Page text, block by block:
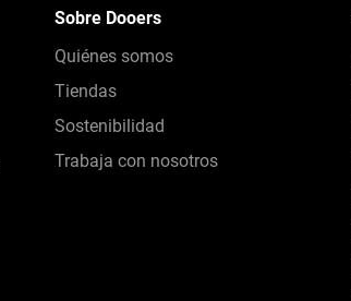
Sobre Dooers
Quiénes somos
Tiendas
Sostenibilidad
Trabaja con nosotros